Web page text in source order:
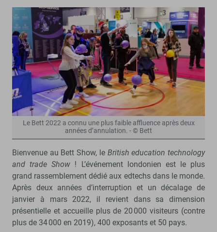
Le Bett 2022 a connu une plus faible affluence après deux
années d’annulation. - © Bett
Bienvenue au Bett Show, le British education technology
and trade Show ! L’événement londonien est le plus
grand rassemblement dédié aux edtechs dans le monde.
Après deux années d’interruption et un décalage de
janvier à mars 2022, il revient dans sa dimension
présentielle et accueille plus de 20 000 visiteurs (contre
plus de 34 000 en 2019), 400 exposants et 50 pays.